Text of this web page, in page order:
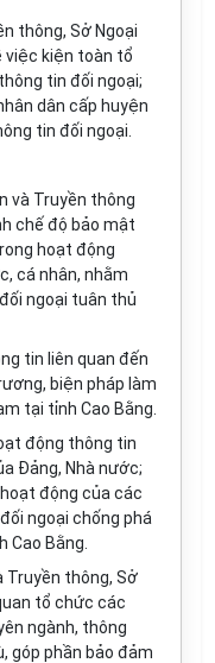
thông, Sở Ngoại
việc kiện toàn tổ
tin đối ngoại;
dân cấp huyện
tin đối ngoại.
và Truyền thông
chế độ bảo mật
hoạt động
cá nhân, nhằm
ngoại tuân thủ
tin liên quan đến
biện pháp làm
tại tỉnh Cao Bằng.
động thông tin
Đảng, Nhà nước;
động của các
ngoại chống phá
Cao Bằng.
Truyền thông, Sở
tổ chức các
ngành, thông
góp phần bảo đảm